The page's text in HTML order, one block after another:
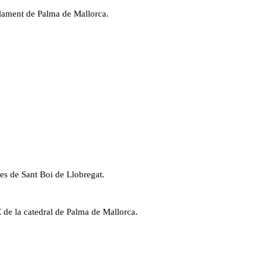
de Palma de Mallorca.
de Sant Boi de Llobregat.
la catedral de Palma de Mallorca.